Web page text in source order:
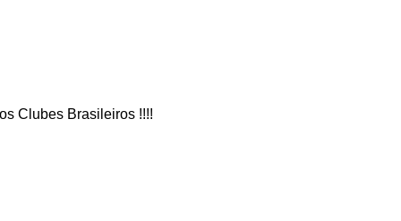
Clubes Brasileiros !!!!